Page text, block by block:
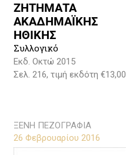
ΖΗΤΗΜΑΤΑ
ΑΚΑΔΗΜΑΪΚΗΣ
ΗΘΙΚΗΣ
Συλλογικό
Εκδ. Οκτώ 2015
Σελ. 216, τιμή εκδότη €13,00
ΞΕΝΗ ΠΕΖΟΓΡΑΦΙΑ
26 Φεβρουαρίου 2016